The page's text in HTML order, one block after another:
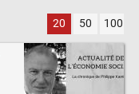
20 50 100